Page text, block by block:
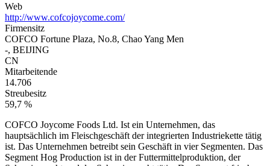
Web
http://www.cofcojoycome.com/
Firmensitz
COFCO Fortune Plaza, No.8, Chao Yang Men
-, BEIJING
CN
Mitarbeitende
14.706
Streubesitz
59,7 %
COFCO Joycome Foods Ltd. Ist ein Unternehmen, das
hauptsächlich im Fleischgeschäft der integrierten Industriekette tätig
ist. Das Unternehmen betreibt sein Geschäft in vier Segmenten. Das
Segment Hog Production ist in der Futtermittelproduktion, der